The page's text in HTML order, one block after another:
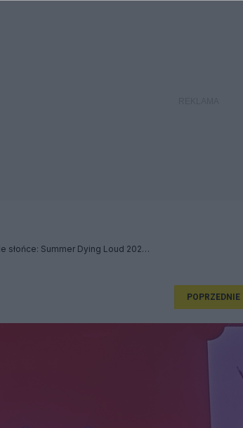
Słodkie, słodkie słońce: Summer Dying Loud 2023 - Relacja
POPRZEDNIE